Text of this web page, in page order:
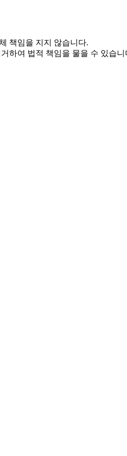
책임을 지지 않습니다.
하여 법적 책임을 물을 수 있습니